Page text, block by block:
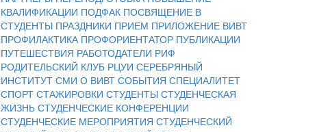
КВАЛИФИКАЦИИ ПОДФАК ПОСВЯЩЕНИЕ В
СТУДЕНТЫ ПРАЗДНИКИ ПРИЕМ ПРИЛОЖЕНИЕ ВИВТ
ПРОФИЛАКТИКА ПРОФОРИЕНТАТОР ПУБЛИКАЦИИ
ПУТЕШЕСТВИЯ РАБОТОДАТЕЛИ РИФ
РОДИТЕЛЬСКИЙ КЛУБ РЦУИ СЕРЕБРЯНЫЙ
ИНСТИТУТ СМИ О ВИВТ СОБЫТИЯ СПЕЦИАЛИТЕТ
СПОРТ СТАЖИРОВКИ СТУДЕНТЫ СТУДЕНЧЕСКАЯ
ЖИЗНЬ СТУДЕНЧЕСКИЕ КОНФЕРЕНЦИИ
СТУДЕНЧЕСКИЕ МЕРОПРИЯТИЯ СТУДЕНЧЕСКИЙ